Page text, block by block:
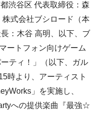
渋谷区 代表取締役：森
式会社ブシロード（本
：木谷 高明、以下、ブ
ートフォン向けゲーム
ティ！」（以下、ガル
時より、アーティスト
」を実施し、
への提供楽曲『最強☆